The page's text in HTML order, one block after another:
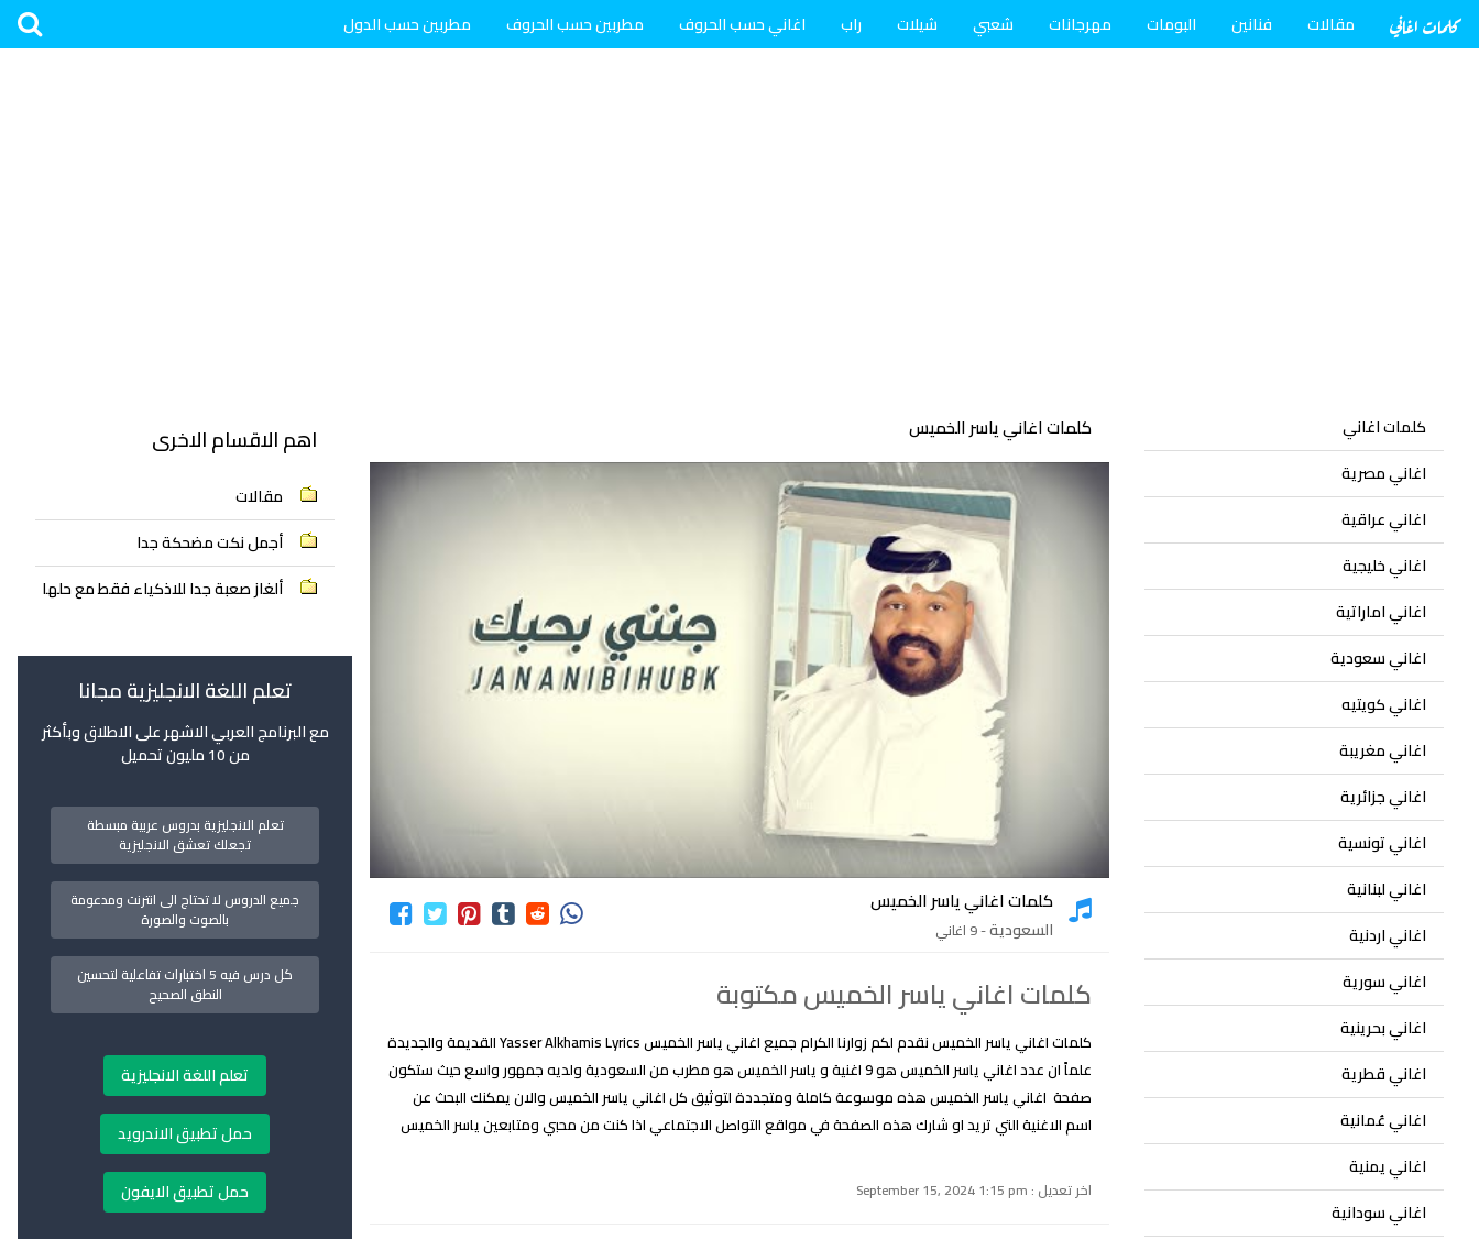
كلمات اغاني مقالات فنانين البومات مهرجانات شعبي شيلات راب اغاني حسب الحروف مطربين حسب الحروف مطربين حسب الدول
كلمات اغاني
اغاني مصرية
اغاني عراقية
اغاني خليجية
اغاني اماراتية
اغاني سعودية
اغاني كويتيه
اغاني مغريبة
اغاني جزائرية
اغاني تونسية
اغاني لبنانية
اغاني اردنية
اغاني سورية
اغاني بحرينية
اغاني قطرية
اغاني عُمانية
اغاني يمنية
اغاني سودانية
كلمات اغاني ياسر الخميس
كلمات اغاني ياسر الخميس
السعودية- 9 اغاني
كلمات اغاني ياسر الخميس مكتوبة
كلمات اغاني ياسر الخميس نقدم لكم زوارنا الكرام جميع اغاني ياسر الخميس Yasser Alkhamis Lyrics القديمة والجديدة
علماً ان عدد اغاني ياسر الخميس هو 9 اغنية و ياسر الخميس هو مطرب من السعودية ولديه جمهور واسع حيث ستكون
صفحة اغاني ياسر الخميس هذه موسوعة كاملة ومتجددة لتوثيق كل اغاني ياسر الخميس والان يمكنك البحث عن
اسم الاغنية التي تريد او شارك هذه الصفحة في مواقع التواصل الاجتماعي اذا كنت من محبي ومتابعين ياسر الخميس
اخر تعديل : September 15, 2024 1:15 pm
اهم الاقسام الاخرى
مقالات
أجمل نكت مضحكة جدا
ألغاز صعبة جدا للاذكياء فقط مع حلها
تعلم اللغة الانجليزية مجانا
مع البرنامج العربي الاشهر على الاطلاق وبأكثر
من 10 مليون تحميل
تعلم الانجليزية بدروس عربية مبسطة
تجعلك تعشق الانجليزية
جميع الدروس لا تحتاج الى انترنت ومدعومة
بالصوت والصورة
كل درس فيه 5 اختبارات تفاعلية لتحسين
النطق الصحيح
تعلم اللغة الانجليزية
حمل تطبيق الاندرويد
حمل تطبيق الايفون